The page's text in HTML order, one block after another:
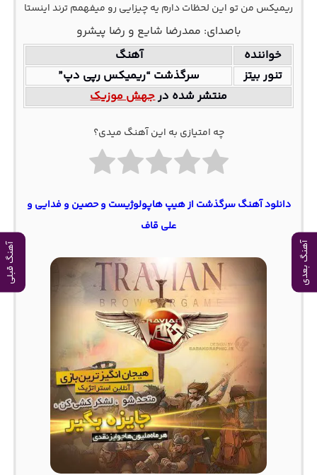
آهنگ بعدی آهنگ قبلی
ریمیکس من تو این لحظات دارم یه چیزایی رو میفهمم ترند اینستا
باصدای: ممدرضا شایع و رضا پیشرو
خواننده
آهنگ
تنور بیتز
سرگذشت “ریمیکس رپی دپ”
منتشر شده درجهش موزیک
چه امتیازی به این آهنگ میدی؟
دانلود آهنگ سرگذشت از هیپ هاپولوژیست و حصین و فدایی و
علی قاف